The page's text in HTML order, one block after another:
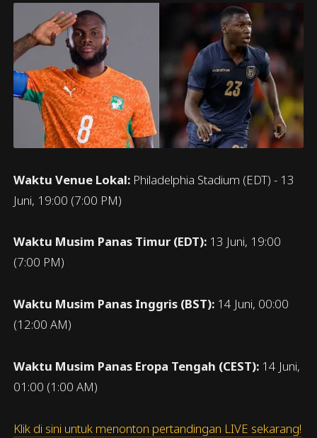
Waktu Venue Lokal: Philadelphia Stadium (EDT) - 13
Juni, 19:00 (7:00 PM)
Waktu Musim Panas Timur (EDT): 13 Juni, 19:00
(7:00 PM)
Waktu Musim Panas Inggris (BST): 14 Juni, 00:00
(12:00 AM)
Waktu Musim Panas Eropa Tengah (CEST): 14 Juni,
01:00 (1:00 AM)
Klik di sini untuk menonton pertandingan LIVE sekarang!